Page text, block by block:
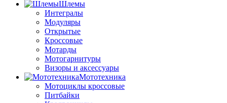
Шлемы
Интегралы
Модуляры
Открытые
Кроссовые
Мотарды
Мотогарнитуры
Визоры и аксессуары
Мототехника
Мотоциклы кроссовые
Питбайки